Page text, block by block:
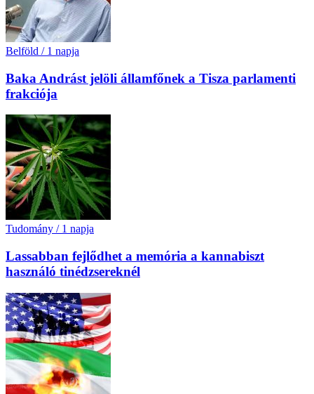
Belföld / 1 napja
Baka Andrást jelöli államfőnek a Tisza parlamenti
frakciója
Tudomány / 1 napja
Lassabban fejlődhet a memória a kannabiszt
használó tinédzsereknél